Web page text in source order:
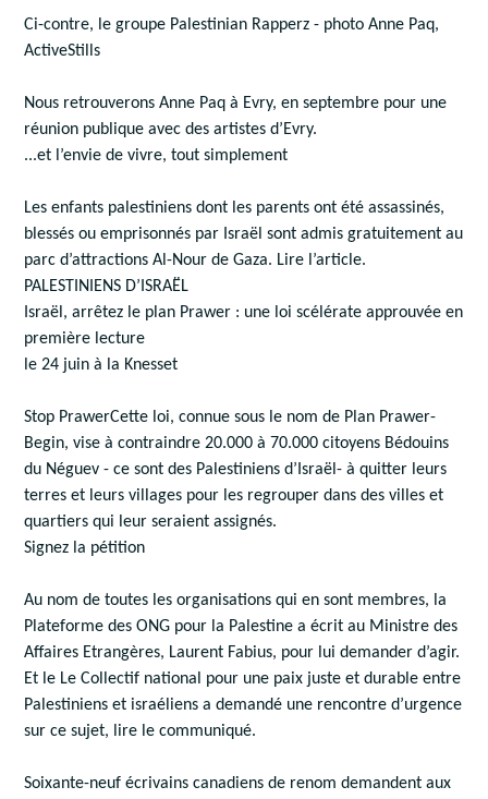
Ci-contre, le groupe Palestinian Rapperz - photo Anne Paq,
ActiveStills
Nous retrouverons Anne Paq à Evry, en septembre pour une
réunion publique avec des artistes d’Evry.
...et l’envie de vivre, tout simplement
Les enfants palestiniens dont les parents ont été assassinés,
blessés ou emprisonnés par Israël sont admis gratuitement au
parc d’attractions Al-Nour de Gaza. Lire l’article.
PALESTINIENS D’ISRAËL
Israël, arrêtez le plan Prawer : une loi scélérate approuvée en
première lecture
le 24 juin à la Knesset
Stop PrawerCette loi, connue sous le nom de Plan Prawer-​​
Begin, vise à contraindre 20.000 à 70.000 citoyens Bédouins
du Néguev - ce sont des Palestiniens d’Israël- à quitter leurs
terres et leurs vil­lages pour les regrouper dans des villes et
quar­tiers qui leur seraient assignés.
Signez la pétition
Au nom de toutes les organisations qui en sont membres, la
Plateforme des ONG pour la Palestine a écrit au Ministre des
Affaires Etrangères, Laurent Fabius, pour lui demander d’agir.
Et le Le Collectif national pour une paix juste et durable entre
Palestiniens et israéliens a demandé une rencontre d’urgence
sur ce sujet, lire le communiqué.
Soixante-neuf écrivains canadiens de renom demandent aux